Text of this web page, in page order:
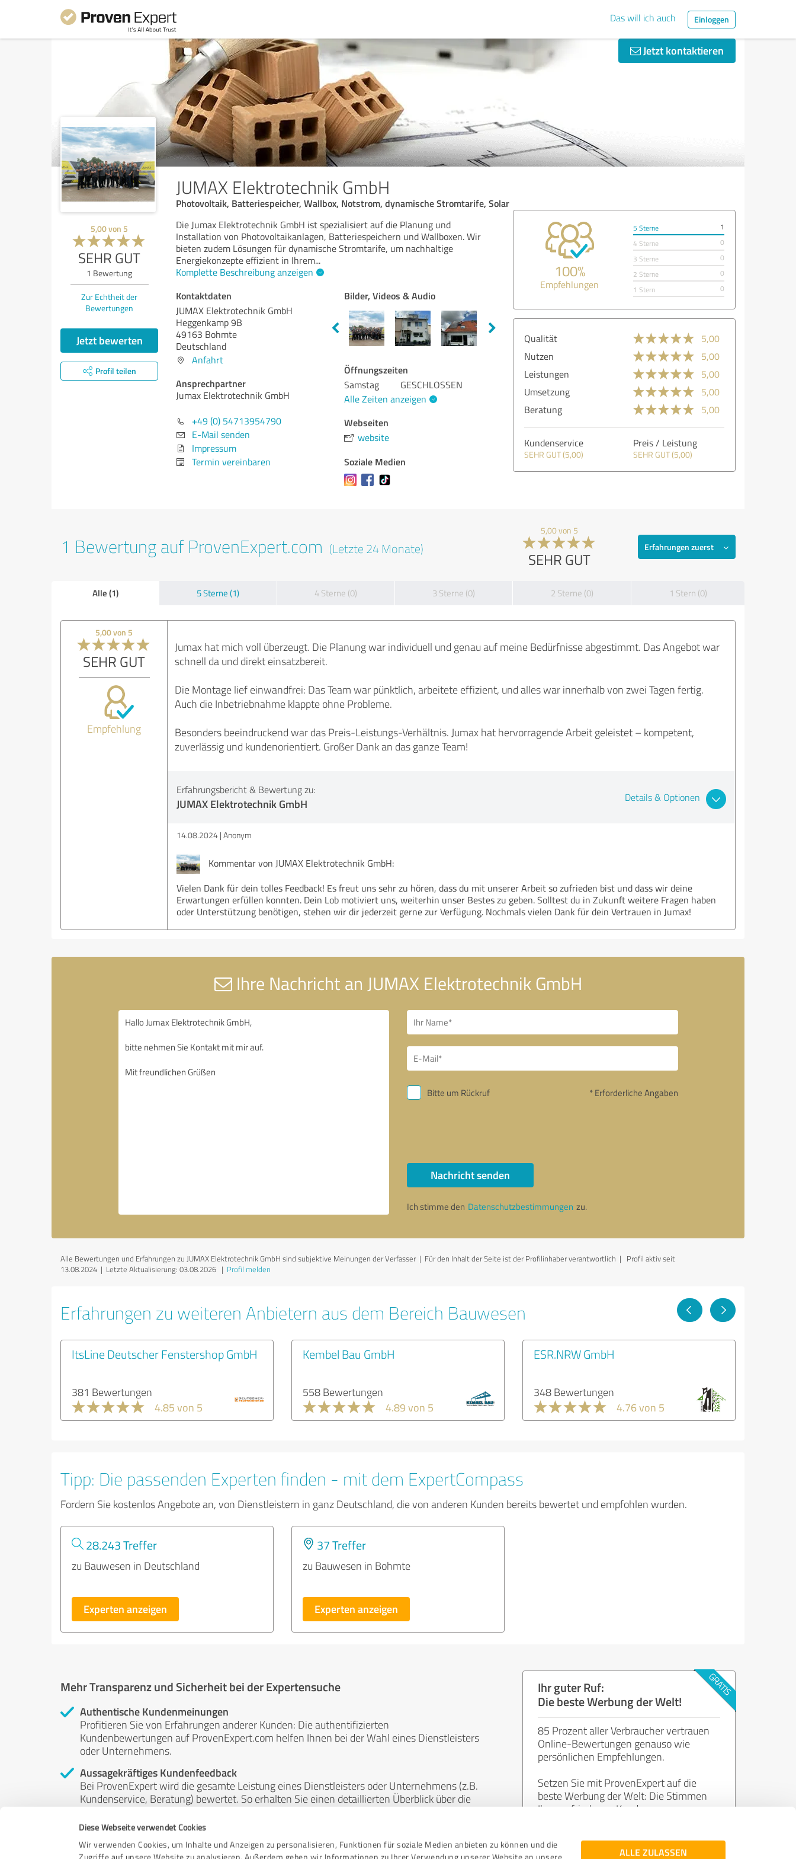
Diese Webseite verwendet Cookies
Wir verwenden Cookies, um Inhalte und Anzeigen zu personalisieren, Funktionen für soziale Medien anbieten zu können und die
ALLE ZULASSEN
Das will ich auch Einloggen
Jetzt kontaktieren
JUMAX Elektrotechnik GmbH
Photovoltaik, Batteriespeicher, Wallbox, Notstrom, dynamische Stromtarife, Solar
5,00von 5
SEHR GUT
1 Bewertung
Zur Echtheit der
Bewertungen
Jetzt bewerten
Profil teilen
Die Jumax Elektrotechnik GmbH ist spezialisiert auf die Planung und
Installation von Photovoltaikanlagen, Batteriespeichern und Wallboxen. Wir
bieten zudem Lösungen für dynamische Stromtarife, um nachhaltige
Energiekonzepte effizient in Ihrem...
Komplette Beschreibung anzeigen
Kontaktdaten
JUMAX Elektrotechnik GmbH
Heggenkamp 9B
49163 Bohmte
Deutschland
Anfahrt
Ansprechpartner
Jumax Elektrotechnik GmbH
+49 (0) 54713954790
E-Mail senden
Impressum
Termin vereinbaren
Bilder, Videos & Audio
Öffnungszeiten
Samstag
GESCHLOSSEN
Alle Zeiten anzeigen
Webseiten
website
Soziale Medien
100%
Empfehlungen
5 Sterne
1
4 Sterne
0
3 Sterne
0
2 Sterne
0
1 Stern
0
Qualität
5,00
Nutzen
5,00
Leistungen
5,00
Umsetzung
5,00
Beratung
5,00
Kundenservice
SEHR GUT (5,00)
Preis / Leistung
SEHR GUT (5,00)
1 Bewertung auf ProvenExpert.com (Letzte 24 Monate)
5,00 von 5
SEHR GUT
Erfahrungen zuerst
Alle (1) 5 Sterne (1) 4 Sterne (0) 3 Sterne (0) 2 Sterne (0) 1 Stern (0)
5,00 von 5
SEHR GUT
Empfehlung
Jumax hat mich voll überzeugt. Die Planung war individuell und genau auf meine Bedürfnisse abgestimmt. Das Angebot war
schnell da und direkt einsatzbereit.
Die Montage lief einwandfrei: Das Team war pünktlich, arbeitete effizient, und alles war innerhalb von zwei Tagen fertig.
Auch die Inbetriebnahme klappte ohne Probleme.
Besonders beeindruckend war das Preis-Leistungs-Verhältnis. Jumax hat hervorragende Arbeit geleistet – kompetent,
zuverlässig und kundenorientiert. Großer Dank an das ganze Team!
Erfahrungsbericht & Bewertung zu:
JUMAX Elektrotechnik GmbH Details & Optionen
14.08.2024 Anonym
Kommentar von JUMAX Elektrotechnik GmbH:
Vielen Dank für dein tolles Feedback! Es freut uns sehr zu hören, dass du mit unserer Arbeit so zufrieden bist und dass wir deine
Erwartungen erfüllen konnten. Dein Lob motiviert uns, weiterhin unser Bestes zu geben. Solltest du in Zukunft weitere Fragen haben
oder Unterstützung benötigen, stehen wir dir jederzeit gerne zur Verfügung. Nochmals vielen Dank für dein Vertrauen in Jumax!
Ihre Nachricht an JUMAX Elektrotechnik GmbH
Bitte um Rückruf * Erforderliche Angaben
Nachricht senden
Ich stimme den Datenschutzbestimmungen zu.
Alle Bewertungen und Erfahrungen zu JUMAX Elektrotechnik GmbH sind subjektive Meinungen der Verfasser | Für den Inhalt der Seite ist der Profilinhaber verantwortlich | Profil aktiv seit
13.08.2024 | Letzte Aktualisierung: 03.08.2026 | Profil melden
Erfahrungen zu weiteren Anbietern aus dem Bereich Bauwesen
ItsLine Deutscher Fenstershop GmbH
381 Bewertungen
4.85 von 5
Kembel Bau GmbH
558 Bewertungen
4.89 von 5
ESR.NRW GmbH
348 Bewertungen
4.76 von 5
Tipp: Die passenden Experten finden - mit dem ExpertCompass
Fordern Sie kostenlos Angebote an, von Dienstleistern in ganz Deutschland, die von anderen Kunden bereits bewertet und empfohlen wurden.
28.243 Treffer
zu Bauwesen in Deutschland
Experten anzeigen
37 Treffer
zu Bauwesen in Bohmte
Experten anzeigen
Mehr Transparenz und Sicherheit bei der Expertensuche
Authentische Kundenmeinungen
Profitieren Sie von Erfahrungen anderer Kunden: Die authentifizierten
Kundenbewertungen auf ProvenExpert.com helfen Ihnen bei der Wahl eines Dienstleisters
oder Unternehmens.
Aussagekräftiges Kundenfeedback
Bei ProvenExpert wird die gesamte Leistung eines Dienstleisters oder Unternehmens (z.B.
Kundenservice, Beratung) bewertet. So erhalten Sie einen detaillierten Überblick über die
Unabhängige Bewertungen
ProvenExpert ist grundsätzlich kostenlos, unabhängig und neutral. Bewertungen von
Ihr guter Ruf:
Die beste Werbung der Welt!
85 Prozent aller Verbraucher vertrauen
Online-Bewertungen genauso wie
persönlichen Empfehlungen.
Setzen Sie mit ProvenExpert auf die
beste Werbung der Welt: Die Stimmen
Ihrer zufriedenen Kunden.
Jetzt kostenlos starten